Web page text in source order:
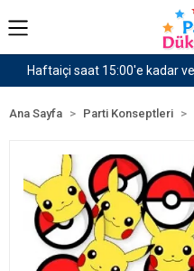
KARGO!
Ana Sayfa Parti Konseptleri